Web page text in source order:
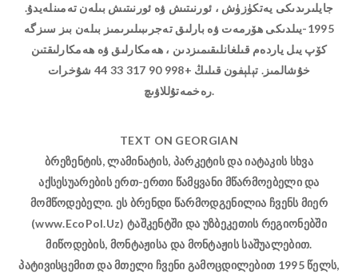
جايلىرىدىكى يەتكۈزۈش ، ئورنىتىش ۋە ئورنىتىش بىلەن تەمىنلەيدۇ.
1995-يىلدىكى ھۆرمەت ۋە بارلىق تەجرىبىلىرىمىز بىلەن بىز سىزگە
كۆپ يىل ياردەم قىلغانلىقىمىزدىن ، ھەمكارلىق ۋە ھەمكارلىقتىن
خۇشالمىز. تېلېفون قىلىڭ +998 90 317 33 44 شۇخرات
رەخمەتۇللاۋىچ.
TEXT ON GEORGIAN
ბრეზენტის, ლამინატის, პარკეტის და იატაკის სხვა
აქსესუარების ერთ-ერთი წამყვანი მწარმოებელი და
მომწოდებელი. ეს ბრენდი წარმოდგენილია ჩვენს მიერ
(www.EcoPol.Uz) ტაშკენტში და უზბეკეთის რეგიონებში
მიწოდების, მონტაჟისა და მონტაჟის საშუალებით.
პატივისცემით და მთელი ჩვენი გამოცდილებით 1995 წელს,